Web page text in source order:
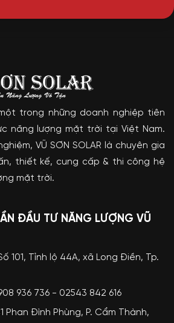
trong những doanh nghiệp tiên
năng lượng mặt trời tại Việt Nam.
VŨ SƠN SOLAR là chuyên gia
thiết kế, cung cấp & thi công hệ
mặt trời.
ĐẦU TƯ NĂNG LƯỢNG VŨ
101, Tỉnh lộ 44A, xã Long Điền, Tp.
936 736 - 02543 842 616
Phan Đình Phùng, P. Cẩm Thành,